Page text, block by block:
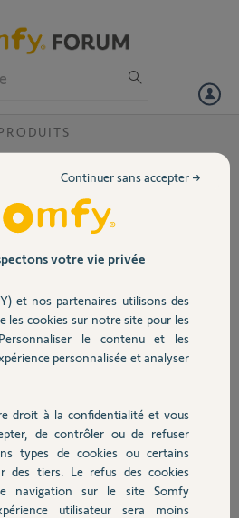
sur telis 4 RTS pure ?
l'éclairege led qui se trouve
de ma telis 4 RTS pure, a savoir que
s'allument alors que je suis sur le canal
au fil de discussion
votre vie privée
et nos partenaires utilisons des
les cookies sur notre site pour les
le contenu et les
personnalisée et analyser
droit à la confidentialité et vous
de contrôler ou de refuser
types de cookies ou certains
des tiers. Le refus des cookies
navigation sur le site Somfy
utilisateur sera moins
Continuer sans accepter →